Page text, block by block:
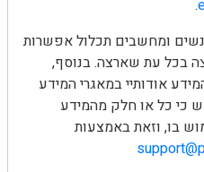
.
ומחשבים תכלול אפשרות
בכל עת שארצה. בנוסף,
אודותיי במאגרי המידע
ואוכל לבקש כי כל או חלק מהמידע
בו, וזאת באמצעות